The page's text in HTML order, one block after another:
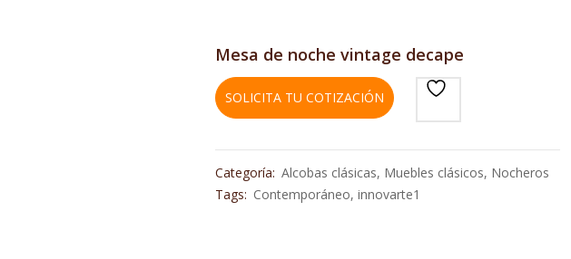
Mesa de noche vintage decape
SOLICITA TU COTIZACIÓN
Categoría: Alcobas clásicas, Muebles clásicos, Nocheros
Tags: Contemporáneo, innovarte1